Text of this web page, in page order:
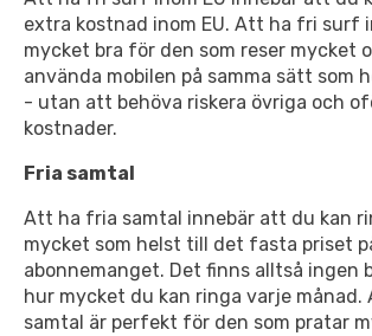
extra kostnad inom EU. Att ha fri surf
mycket bra för den som reser mycket
använda mobilen på samma sätt som
- utan att behöva riskera övriga och
kostnader.
Fria samtal
Att ha fria samtal innebär att du kan
mycket som helst till det fasta priset
abonnemanget. Det finns alltså ingen
hur mycket du kan ringa varje
samtal är perfekt för den som pratar